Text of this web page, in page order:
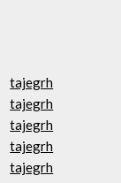
tajegrh
tajegrh
tajegrh
tajegrh
tajegrh